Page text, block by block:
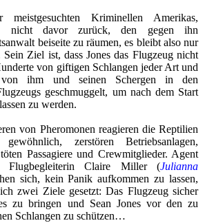
Kriminellen Amerikas,
nicht davor zurück, den gegen ihn
beiseite zu räumen, es bleibt also nur
Sein Ziel ist, dass Jones das Flugzeug nicht
von giftigen Schlangen jeder Art und
ihm und seinen Schergen in den
geschmuggelt, um nach dem Start
zu werden.
von Pheromonen reagieren die Reptilien
zerstören Betriebsanlagen,
Passagiere und Crewmitglieder. Agent
Claire Miller (Julianna
sich, kein Panik aufkommen zu lassen,
zwei Ziele gesetzt: Das Flugzeug sicher
zu bringen und Sean Jones vor den zu
Schlangen zu schützen…